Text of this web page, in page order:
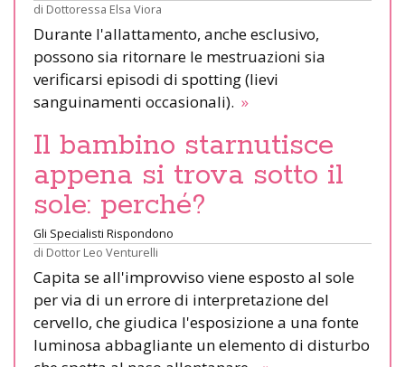
di Dottoressa Elsa Viora
Durante l'allattamento, anche esclusivo,
possono sia ritornare le mestruazioni sia
verificarsi episodi di spotting (lievi
sanguinamenti occasionali). »
Il bambino starnutisce
appena si trova sotto il
sole: perché?
Gli Specialisti Rispondono
di Dottor Leo Venturelli
Capita se all'improvviso viene esposto al sole
per via di un errore di interpretazione del
cervello, che giudica l'esposizione a una fonte
luminosa abbagliante un elemento di disturbo